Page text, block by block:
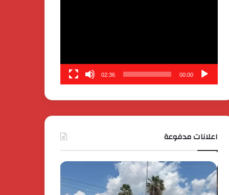
00:00
02:36
اعلانات مدفوعة
بدعم
الدولة
المصرية
كايي
موتورز
للسيارات